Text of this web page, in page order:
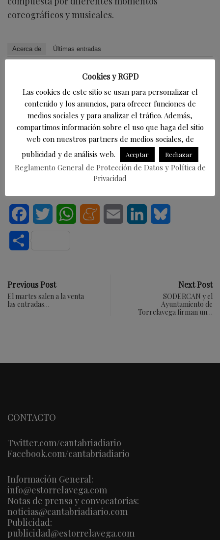
coreográficos y musicales.
Acerca de Últimas entradas
David Laguillo
en EsTorrelavega
David Laguillo (Torrelavega, 1975) es un
periodista, escritor y fotógrafo español. Desde
hace años ha publicado en medios de comunicación de ámbito
nacional y local, tanto en publicaciones generalistas como
especializadas. Como fotógrafo también ha ilustrado libros y
Más información en https://davidlaguillo.com/biografia/
FacebookTwitter WhatsAppMeneameEmail LinkedIn
Compartir
Previous Post
El martes salen a la venta
las entradas…
Next Post
SODERCAN y el
Ayuntamiento de
Torrelavega firman un…
CONTACTO
Twitter.com/cantabriadiario
Facebook.com/cantabriadiario
Información General:
info@estorrelavega.com
Notas de prensa y convocatorias:
noticias@cantabriadiario.com
Publicidad:
publicidad@estorrelavega.com
Cookies y RGPD
Las cookies de este sitio se usan para personalizar el
contenido y los anuncios, para ofrecer funciones de
medios sociales y para analizar el tráfico. Además,
compartimos información sobre el uso que haga del sitio
web con nuestros partners de medios sociales, de
publicidad y de análisis web.
Aceptar Rechazar
Reglamento General de Protección de Datos y Política de
Privacidad